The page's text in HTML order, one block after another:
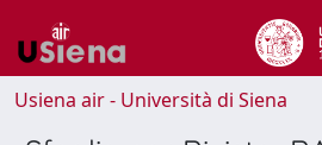
Usiena air - Università di Siena